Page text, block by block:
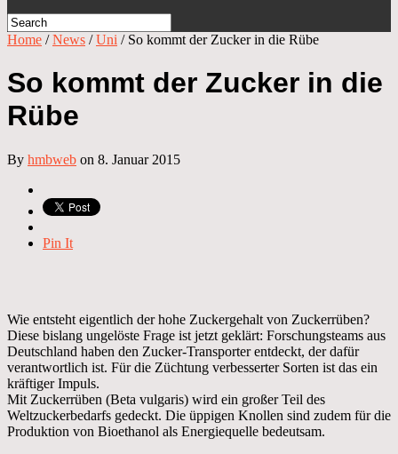
Home /News /Uni / So kommt der Zucker in die Rübe
So kommt der Zucker in die
Rübe
By hmbweb on 8. Januar 2015
Pin It
Wie entsteht eigentlich der hohe Zuckergehalt von Zuckerrüben?
Diese bislang ungelöste Frage ist jetzt geklärt: Forschungsteams aus
Deutschland haben den Zucker-Transporter entdeckt, der dafür
verantwortlich ist. Für die Züchtung verbesserter Sorten ist das ein
kräftiger Impuls.
Mit Zuckerrüben (Beta vulgaris) wird ein großer Teil des
Weltzuckerbedarfs gedeckt. Die üppigen Knollen sind zudem für die
Produktion von Bioethanol als Energiequelle bedeutsam.